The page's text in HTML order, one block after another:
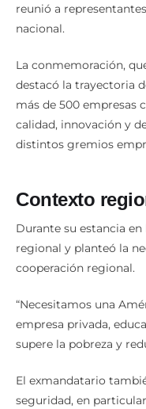
reunió a
nacional.
La conmemoración,
destacó la trayectoria
más de 500 empresas
calidad, innovación y
distintos gremios
Contexto
Durante su estancia
regional y planteó la
cooperación regional.
“Necesitamos una
empresa privada,
supere la pobreza y
El exmandatario
seguridad, en